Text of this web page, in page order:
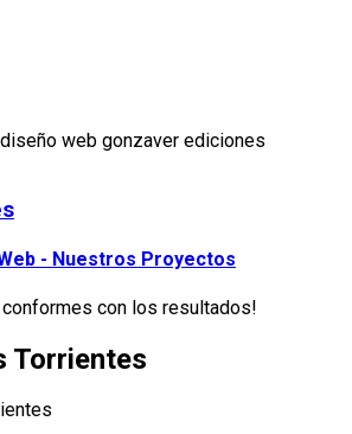
- Nuestros Proyectos
con los resultados!
Torrientes